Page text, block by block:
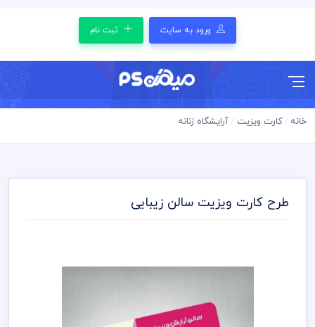
ورود به سایت ثبت نام
خانه کارت ویزیت آرایشگاه زنانه
طرح کارت ویزیت سالن زیبایی